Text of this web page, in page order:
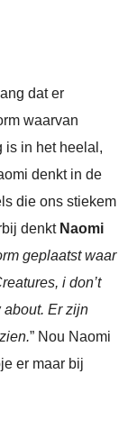
dat er
waarvan
is in het heelal,
denkt in de
die ons stiekem
denkt Naomi
geplaatst waar
i don’t
Er zijn
” Nou Naomi
er maar bij